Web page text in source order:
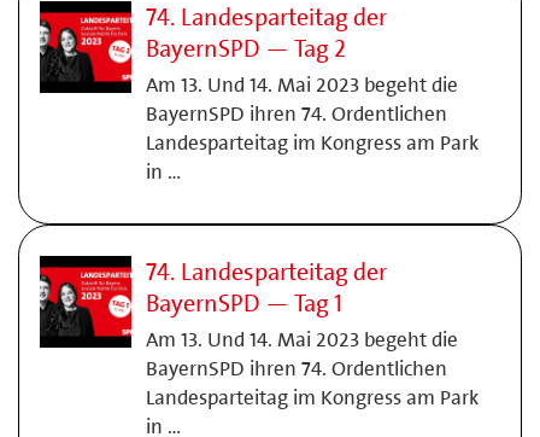
74. Landesparteitag der
BayernSPD — Tag 2
Am 13. Und 14. Mai 2023 begeht die
BayernSPD ihren 74. Ordentlichen
Landesparteitag im Kongress am Park
in …
74. Landesparteitag der
BayernSPD — Tag 1
Am 13. Und 14. Mai 2023 begeht die
BayernSPD ihren 74. Ordentlichen
Landesparteitag im Kongress am Park
in …